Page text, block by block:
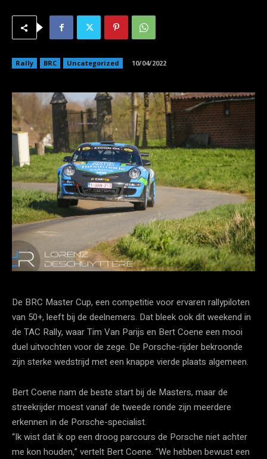
Rally BRC Uncategorized 10/04/2022
De BRC Master Cup, een competitie voor ervaren rallypiloten
van 50+, leeft bij de deelnemers. Dat bleek ook dit weekend in
de TAC Rally, waar Tim Van Parijs en Bert Coene een mooi
duel uitvochten voor de zege. De Porsche-rijder bekroonde
zijn sterke wedstrijd met een knappe vierde plaats algemeen.
Bert Coene nam de beste start bij de Masters, maar de
streekrijder moest vanaf de tweede ronde zijn meerdere
erkennen in de Porsche-specialist.
“Ik wist dat ik op een droog parcours de Porsche niet achter
me kon houden,” vertelt Bert Coene. “We hebben bewust een